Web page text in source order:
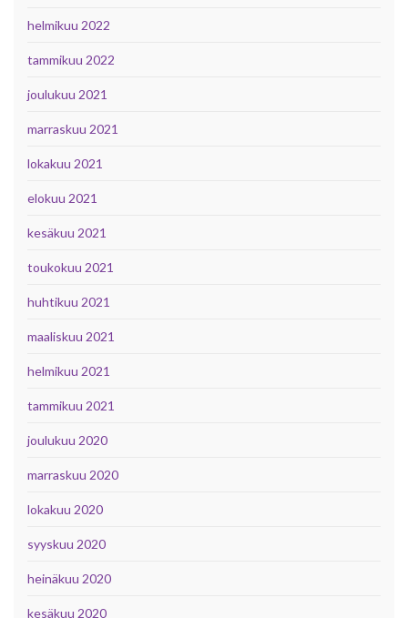
helmikuu 2022
tammikuu 2022
joulukuu 2021
marraskuu 2021
lokakuu 2021
elokuu 2021
kesäkuu 2021
toukokuu 2021
huhtikuu 2021
maaliskuu 2021
helmikuu 2021
tammikuu 2021
joulukuu 2020
marraskuu 2020
lokakuu 2020
syyskuu 2020
heinäkuu 2020
kesäkuu 2020